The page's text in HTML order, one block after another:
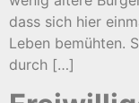
dass sich hier
Leben bemühten.
durch […]